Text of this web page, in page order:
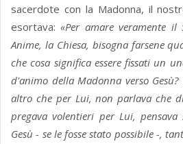
sacerdote con la Madonna, il
esortava:«Per amare veramente
Anime, la Chiesa, bisogna farsene
che cosa significa essere fissati un
d'animo della Madonna verso Gesù?
altro che per Lui, non parlava che
pregava volentieri per Lui, pensava
Gesù - se le fosse stato possibile -,